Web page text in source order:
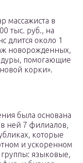
массажиста в
тыс. руб., на
длится около 1
новорожденных,
помогающие
корки».
была основана
в ней 7 филиалов,
которые
и ускоренном
языковые,